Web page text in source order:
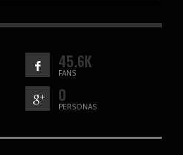
45.6K
FANS
0
PERSONAS